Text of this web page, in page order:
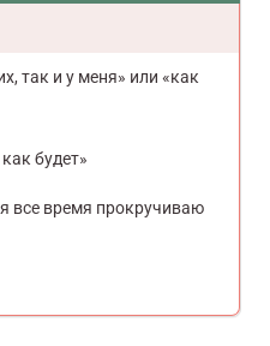
так и у меня» или «как
будет»
все время прокручиваю